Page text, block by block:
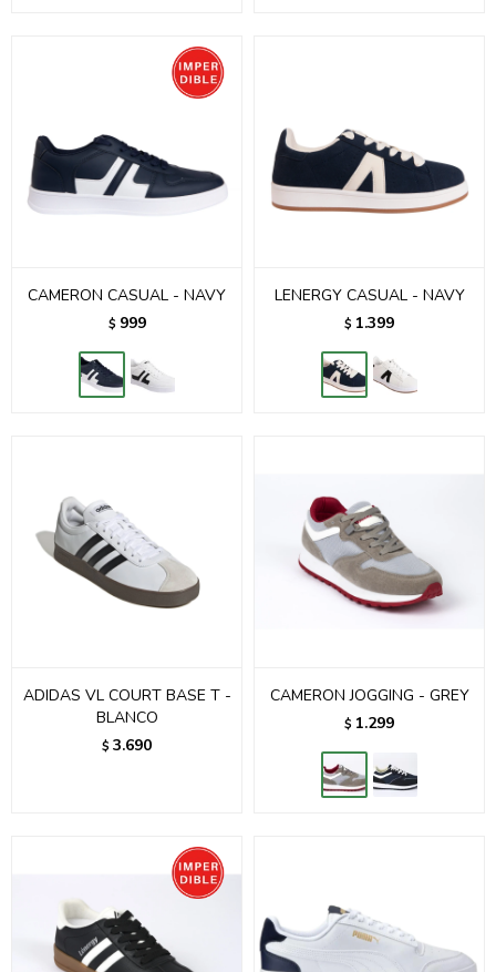
CAMERON CASUAL - NAVY
$ 999
LENERGY CASUAL - NAVY
$ 1.399
ADIDAS VL COURT BASE T -
BLANCO
$ 3.690
CAMERON JOGGING - GREY
$ 1.299